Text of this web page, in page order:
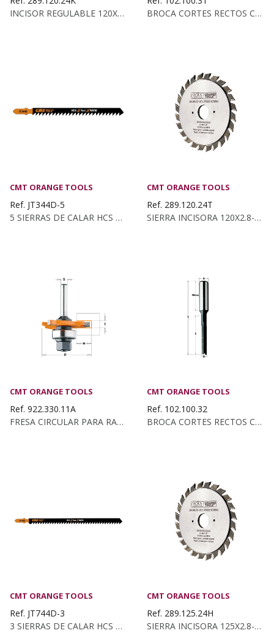
INCISOR REGULABLE 120X2.8-3.6X22 Z:12+12 PLANO
BROCA CORTES RECTOS C/ROMP. KSS D:10 Z2...
CMT ORANGE TOOLS
Ref. JT344D-5
5 SIERRAS DE CALAR HCS PARA MADERA RECTA Y DE...
CMT ORANGE TOOLS
Ref. 289.120.24T
SIERRA INCISORA 120X2.8-3.6X50+4 Z:12+12 PLANO
CMT ORANGE TOOLS
Ref. 922.330.11A
FRESA CIRCULAR PARA RANURAS Z3 HM S:8 D:47.6X3
CMT ORANGE TOOLS
Ref. 102.100.32
BROCA CORTES RECTOS C/ROMP. KSS D:10 Z2...
CMT ORANGE TOOLS
Ref. JT744D-3
3 SIERRAS DE CALAR HCS PARA MADERA RECTA Y DE...
CMT ORANGE TOOLS
Ref. 289.125.24H
SIERRA INCISORA 125X2.8-3.6X20 Z:12+12 PLANO